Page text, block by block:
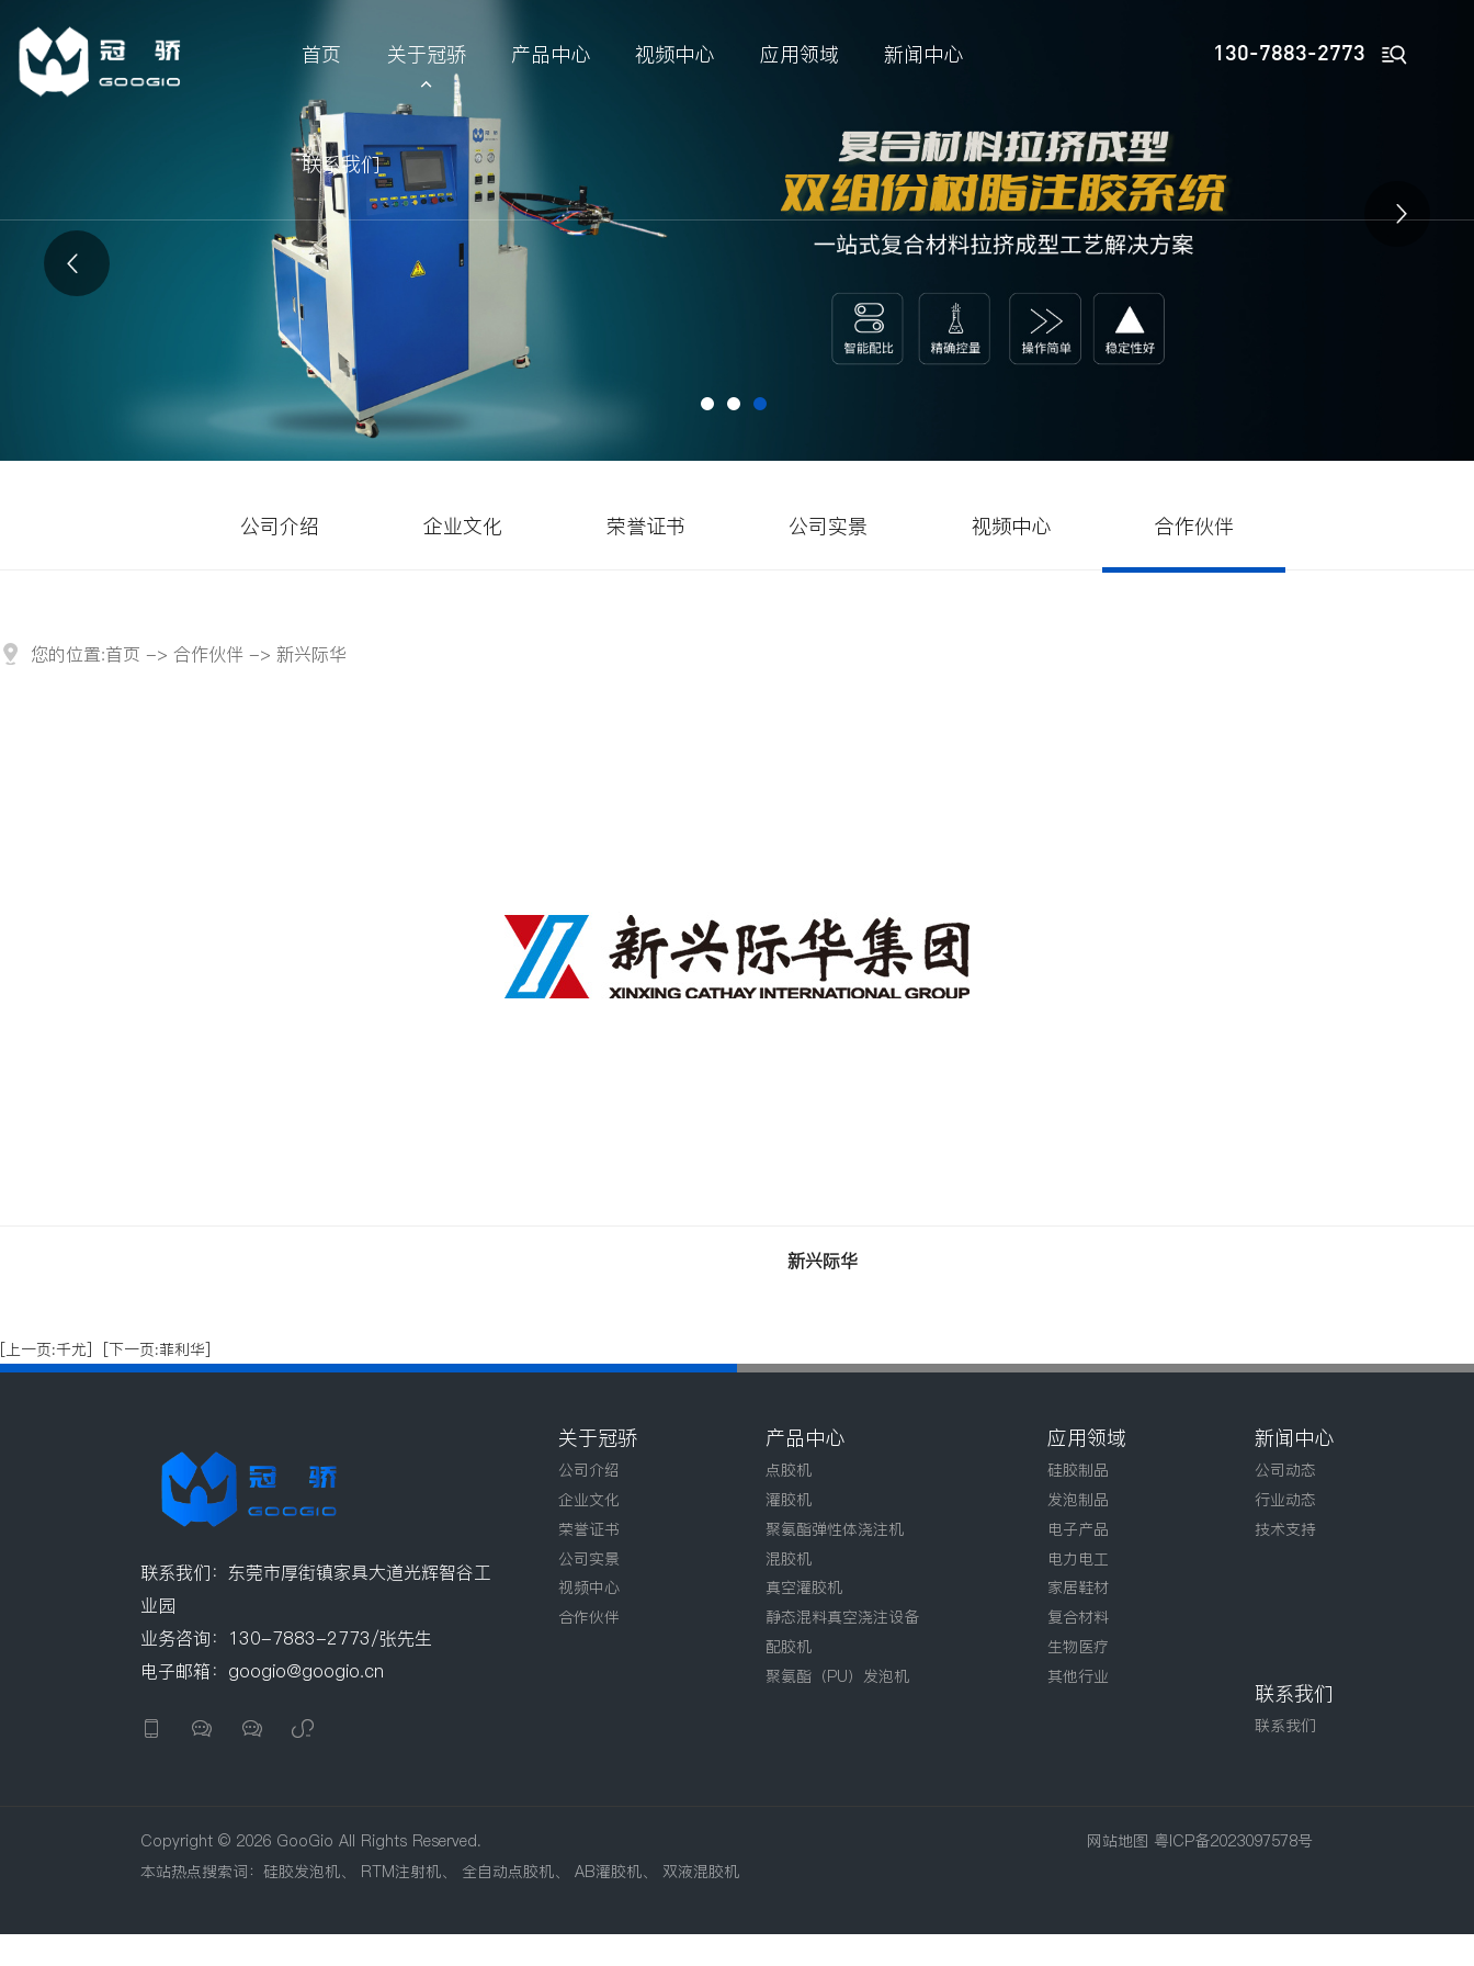
130-7883-2773 
首页 关于冠骄 产品中心 视频中心 应用领域 新闻中心
联系我们


公司介绍 企业文化 荣誉证书 公司实景 视频中心 合作伙伴
您的位置:首页 -> 合作伙伴 -> 新兴际华
新兴际华
[上一页:千尤] [下一页:菲利华]
联系我们：东莞市厚街镇家具大道光辉智谷工
业园
业务咨询：130-7883-2773/张先生
电子邮箱：googio@googio.cn
   
关于冠骄
公司介绍
企业文化
荣誉证书
公司实景
视频中心
合作伙伴
产品中心
点胶机
灌胶机
聚氨酯弹性体浇注机
混胶机
真空灌胶机
静态混料真空浇注设备
配胶机
聚氨酯（PU）发泡机
应用领域
硅胶制品
发泡制品
电子产品
电力电工
家居鞋材
复合材料
生物医疗
其他行业
新闻中心
公司动态
行业动态
技术支持
联系我们
联系我们
Copyright © 2026 GooGio All Rights Reserved. 网站地图 粤ICP备2023097578号
本站热点搜索词： 硅胶发泡机、 RTM注射机、 全自动点胶机、 AB灌胶机、 双液混胶机